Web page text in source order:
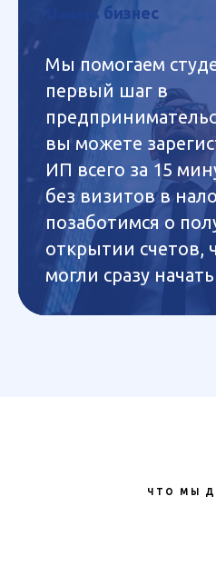
Начать бизнес
Мы помогаем
первый шаг в
вы можете
ИП всего за 15
без визитов в
позаботимся о
открытии счетов,
могли сразу
ЧТО МЫ